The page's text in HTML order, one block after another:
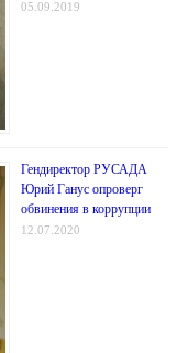
05.09.2019
Гендиректор РУСАДА
Юрий Ганус опроверг
обвинения в коррупции
12.07.2020